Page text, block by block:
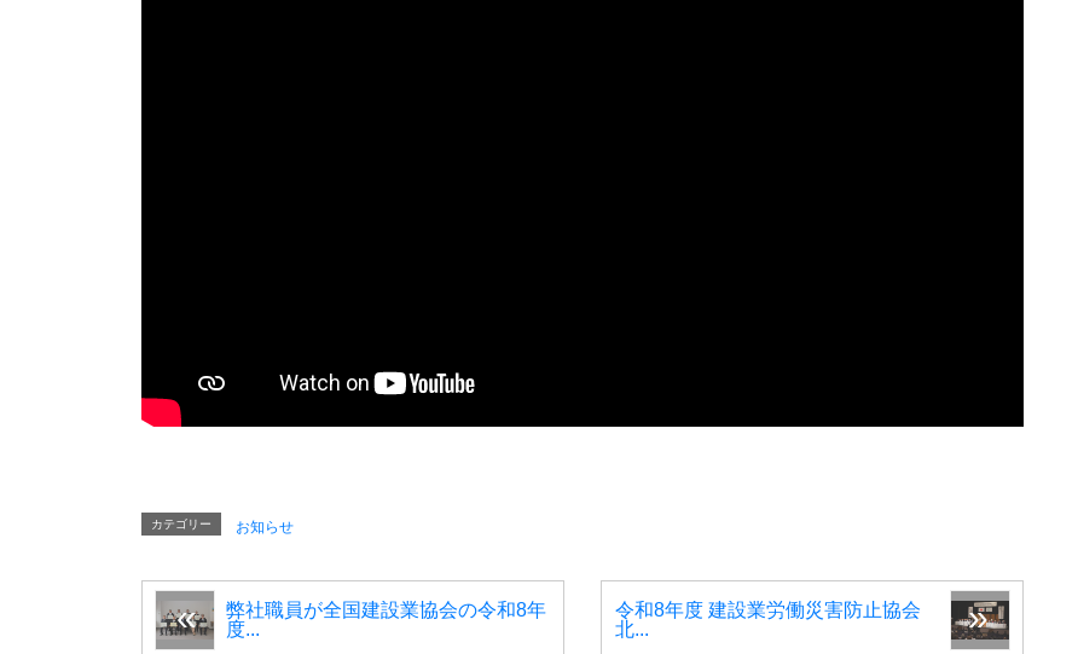
カテゴリー お知らせ
弊社職員が全国建設業協会の令和8年
度...
令和8年度 建設業労働災害防止協会
北...